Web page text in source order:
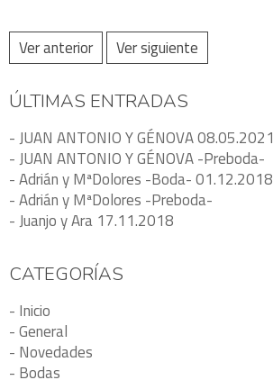
Ver anterior Ver siguiente
ÚLTIMAS ENTRADAS
- JUAN ANTONIO Y GÉNOVA 08.05.2021
- JUAN ANTONIO Y GÉNOVA -Preboda-
- Adrián y MªDolores -Boda- 01.12.2018
- Adrián y MªDolores -Preboda-
- Juanjo y Ara 17.11.2018
CATEGORÍAS
- Inicio
- General
- Novedades
- Bodas